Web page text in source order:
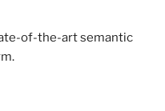
of-the-art semantic